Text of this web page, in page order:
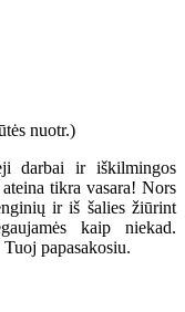
darbai ir iškilmingos
tikra vasara! Nors
ir iš šalies žiūrint
kaip niekad.
papasakosiu.